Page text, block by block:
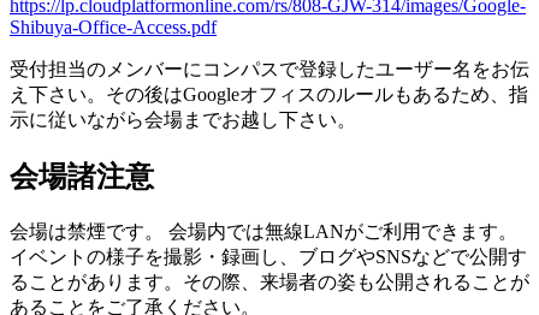
https://lp.cloudplatformonline.com/rs/808-GJW-314/images/Google-
Shibuya-Office-Access.pdf
受付担当のメンバーにコンパスで登録したユーザー名をお伝
え下さい。その後はGoogleオフィスのルールもあるため、指
示に従いながら会場までお越し下さい。
会場諸注意
会場は禁煙です。 会場内では無線LANがご利用できます。
イベントの様子を撮影・録画し、ブログやSNSなどで公開す
ることがあります。その際、来場者の姿も公開されることが
あることをご了承ください。